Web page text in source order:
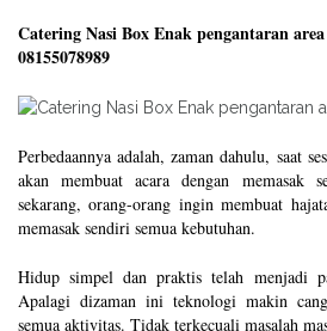
Catering Nasi Box Enak pengantaran
08155078989
Perbedaannya adalah, zaman dahulu, saat
akan membuat acara dengan memasak
sekarang, orang-orang ingin membuat
memasak sendiri semua kebutuhan.
Hidup simpel dan praktis telah menjadi
Apalagi dizaman ini teknologi makin
semua aktivitas. Tidak terkecuali masalah